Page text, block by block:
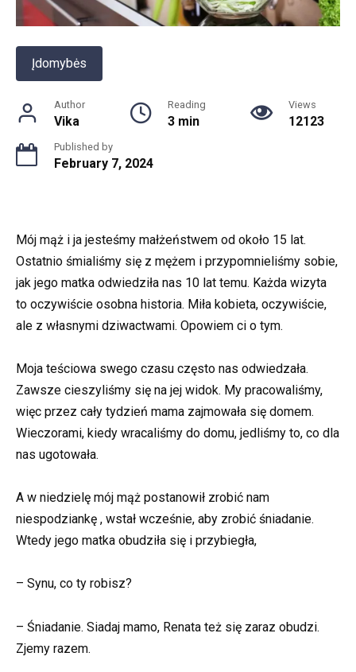
Įdomybės
Author
Vika
Reading
3 min
Views
12123
Published by
February 7, 2024
Mój mąż i ja jesteśmy małżeństwem od około 15 lat.
Ostatnio śmialiśmy się z mężem i przypomnieliśmy sobie,
jak jego matka odwiedziła nas 10 lat temu. Każda wizyta
to oczywiście osobna historia. Miła kobieta, oczywiście,
ale z własnymi dziwactwami. Opowiem ci o tym.
Moja teściowa swego czasu często nas odwiedzała.
Zawsze cieszyliśmy się na jej widok. My pracowaliśmy,
więc przez cały tydzień mama zajmowała się domem.
Wieczorami, kiedy wracaliśmy do domu, jedliśmy to, co dla
nas ugotowała.
A w niedzielę mój mąż postanowił zrobić nam
niespodziankę , wstał wcześnie, aby zrobić śniadanie.
Wtedy jego matka obudziła się i przybiegła,
– Synu, co ty robisz?
– Śniadanie. Siadaj mamo, Renata też się zaraz obudzi.
Zjemy razem.